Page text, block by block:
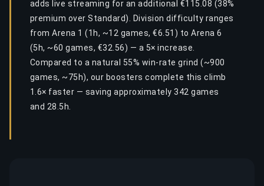
adds live streaming for an additional €115.08 (38%
premium over Standard). Division difficulty ranges
from Arena 1 (1h, ~12 games, €6.51) to Arena 6
(5h, ~60 games, €32.56) — a 5× increase.
Compared to a natural 55% win-rate grind (~900
games, ~75h), our boosters complete this climb
1.6× faster — saving approximately 342 games
and 28.5h.